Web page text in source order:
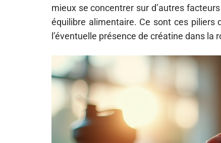
mieux se concentrer sur d’autres
équilibre alimentaire. Ce sont ces piliers
l’éventuelle présence de créatine dans la